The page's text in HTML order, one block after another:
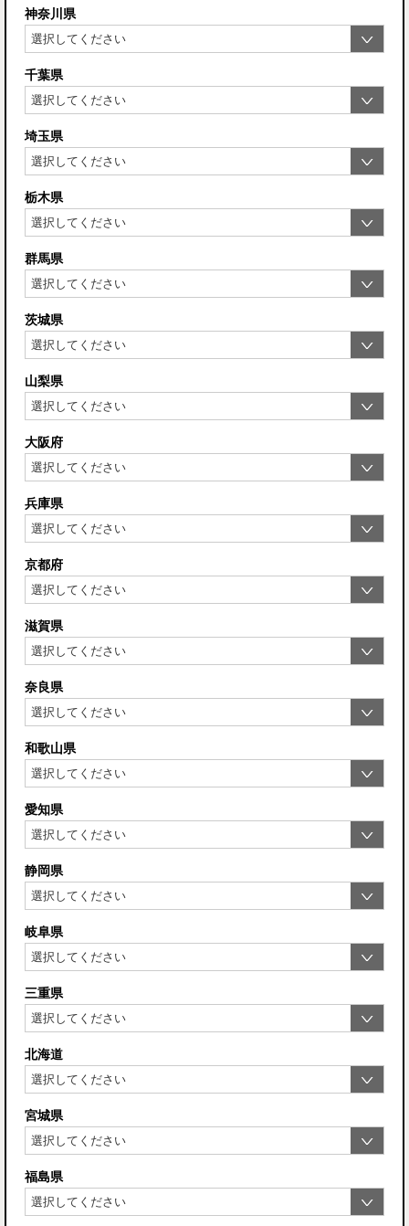
神奈川県
千葉県
埼玉県
栃木県
群馬県
茨城県
山梨県
大阪府
兵庫県
京都府
滋賀県
奈良県
和歌山県
愛知県
静岡県
岐阜県
三重県
北海道
宮城県
福島県